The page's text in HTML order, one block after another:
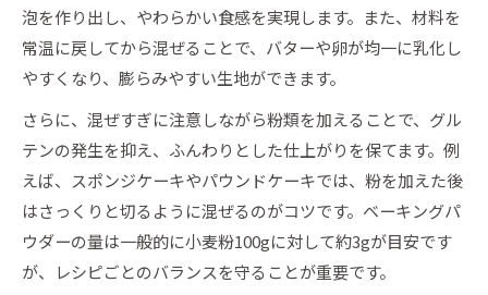
ケーキ作りの代用品比較と選び方ガイド
科学的黄金比で叶うふんわりケーキ
ケーキ膨らみを科学するベーキングパウダーの
黄金比
小麦粉とベーキングパウダーの最適な割合を解
説
ケーキが縮まないベーキングパウダーの量とコ
ツ
油分によるケーキ膨らみの変化と黄金比の調整
泡を作り出し、やわらかい食感を実現します。また、材料を
常温に戻してから混ぜることで、バターや卵が均一に乳化し
やすくなり、膨らみやすい生地ができます。
さらに、混ぜすぎに注意しながら粉類を加えることで、グル
テンの発生を抑え、ふんわりとした仕上がりを保てます。例
えば、スポンジケーキやパウンドケーキでは、粉を加えた後
はさっくりと切るように混ぜるのがコツです。ベーキングパ
ウダーの量は一般的に小麦粉100gに対して約3gが目安です
が、レシピごとのバランスを守ることが重要です。